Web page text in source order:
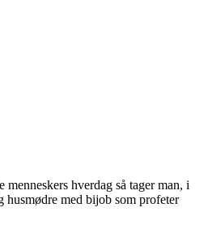
hverdag så tager man, i
husmødre med bijob som profeter